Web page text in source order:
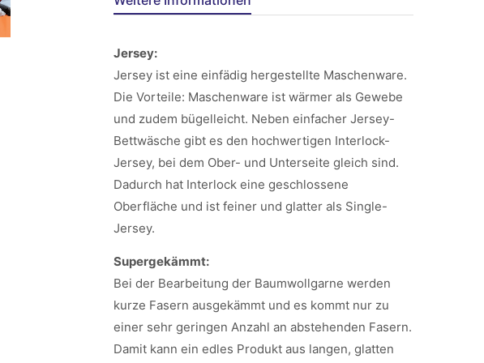
Jersey:
Jersey ist eine einfädig hergestellte Maschenware.
Die Vorteile: Maschenware ist wärmer als Gewebe
und zudem bügelleicht. Neben einfacher Jersey-
Bettwäsche gibt es den hochwertigen Interlock-
Jersey, bei dem Ober- und Unterseite gleich sind.
Dadurch hat Interlock eine geschlossene
Oberfläche und ist feiner und glatter als Single-
Jersey.
Supergekämmt:
Bei der Bearbeitung der Baumwollgarne werden
kurze Fasern ausgekämmt und es kommt nur zu
einer sehr geringen Anzahl an abstehenden Fasern.
Damit kann ein edles Produkt aus langen, glatten